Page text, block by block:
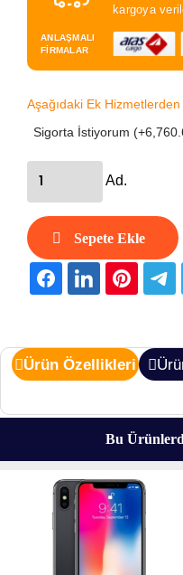
kargoya
ANLAŞMALI
FİRMALAR
Aşağıdaki Ek
Sigorta İstiyorum
Ad.
Sepete Ekle
Ürün Özellikleri
Bu